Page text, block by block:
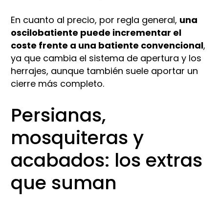
En cuanto al precio, por regla general, una
oscilobatiente puede incrementar el
coste frente a una batiente convencional,
ya que cambia el sistema de apertura y los
herrajes, aunque también suele aportar un
cierre más completo.​​
Persianas,
mosquiteras y
acabados: los extras
que suman